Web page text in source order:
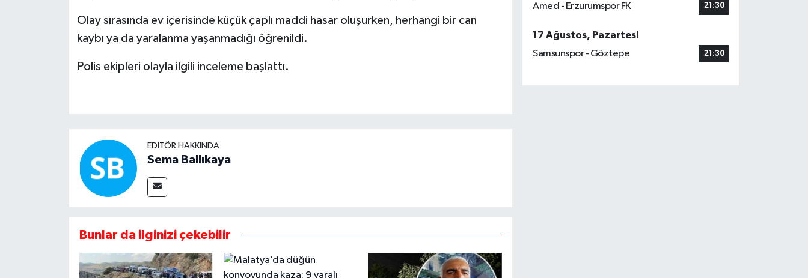
Olay sırasında ev içerisinde küçük çaplı maddi hasar oluşurken, herhangi bir can
kaybı ya da yaralanma yaşanmadığı öğrenildi.
Polis ekipleri olayla ilgili inceleme başlattı.
EDITÖR HAKKINDA
Sema Ballıkaya
Bunlar da ilginizi çekebilir
Amed - Erzurumspor FK 21:30
17 Ağustos, Pazartesi
Samsunspor - Göztepe
21:30